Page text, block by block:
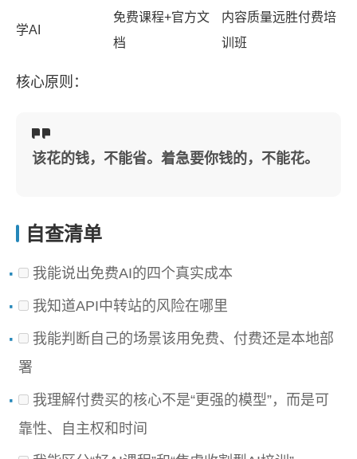
学AI
免费课程+官方文
档
内容质量远胜付费培
训班
核心原则：
该花的钱，不能省。着急要你钱的，不能花。
自查清单
我能说出免费AI的四个真实成本
我知道API中转站的风险在哪里
我能判断自己的场景该用免费、付费还是本地部
署
我理解付费买的核心不是“更强的模型”，而是可
靠性、自主权和时间